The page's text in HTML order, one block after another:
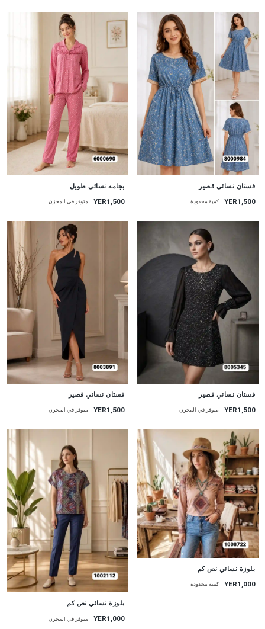
فستان نسائي قصير
YER1,500 كمية محدودة
بجامه نسائي طويل
YER1,500 متوفر في المخزن
فستان نسائي قصير
YER1,500 متوفر في المخزن
فستان نسائي قصير
YER1,500 متوفر في المخزن
بلوزة نسائي نص كم
YER1,000 كمية محدودة
جديد
بلوزة نسائي نص كم
YER1,000 متوفر في المخزن